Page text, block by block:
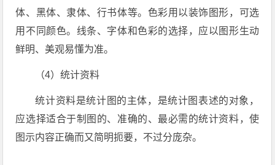
体、黑体、隶体、行书体等。色彩用以装饰图形，可选
用不同颜色。线条、字体和色彩的选择，应以图形生动
鲜明、美观易懂为准。
（4）统计资料
统计资料是统计图的主体，是统计图表述的对象，
应选择适合于制图的、准确的、最必需的统计资料，使
图示内容正确而又简明扼要，不过分庞杂。